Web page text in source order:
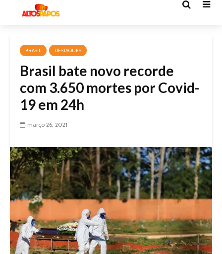
BRASIL DESTAQUES
Brasil bate novo recorde
com 3.650 mortes por Covid-
19 em 24h
março 26, 2021